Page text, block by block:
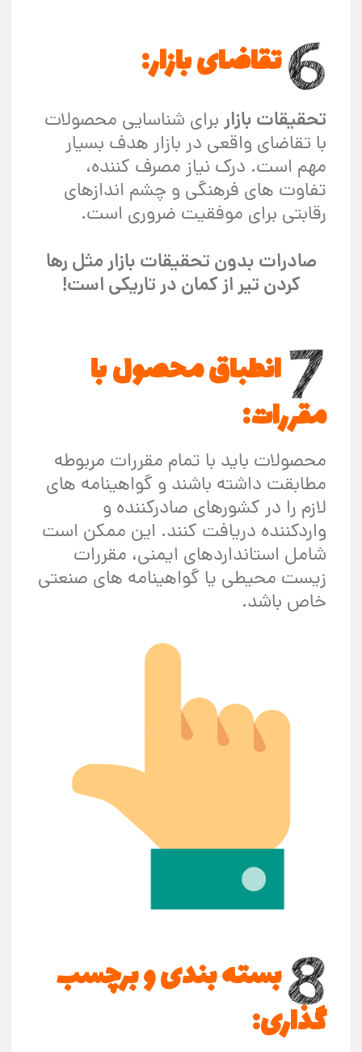
تقاضای بازار:
تحقیقات بازار برای شناسایی محصولات
با تقاضای واقعی در بازار هدف بسیار
مهم است. درک نیاز مصرف کننده،
تفاوت های فرهنگی و چشم اندازهای
رقابتی برای موفقیت ضروری است.
صادرات بدون تحقیقات بازار مثل رها
کردن تیر از کمان در تاریکی است!
انطباق محصول با
مقررات:
محصولات باید با تمام مقررات مربوطه
مطابقت داشته باشند و گواهینامه های
لازم را در کشورهای صادرکننده و
واردکننده دریافت کنند. این ممکن است
شامل استانداردهای ایمنی، مقررات
زیست محیطی یا گواهینامه های صنعتی
خاص باشد.
بسته بندی و برچسب
گذاری: